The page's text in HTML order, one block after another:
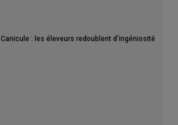
Canicule : les éleveurs redoublent d'ingéniosité